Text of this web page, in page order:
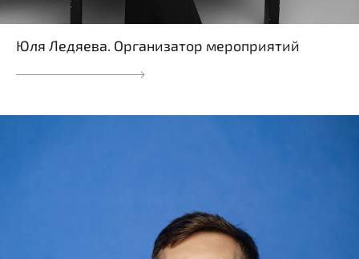
Юля Ледяева. Организатор мероприятий